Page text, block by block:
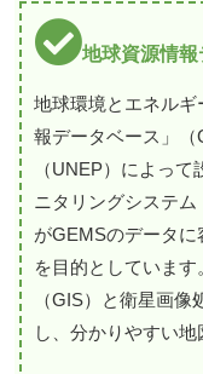
地球資源情報
地球環境とエネル
報データベース」
（UNEP）によっ
ニタリングシステ
がGEMSのデータに
を目的としていま
（GIS）と衛星画
し、分かりやすい地